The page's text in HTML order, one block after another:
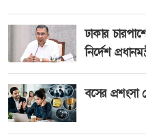
ঢাকার
নির্দেশ
বসের